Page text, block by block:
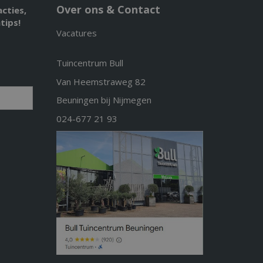
Over ons & Contact
Vacatures
Tuincentrum Bull
Van Heemstraweg 82
Beuningen bij Nijmegen
024-677 21 93